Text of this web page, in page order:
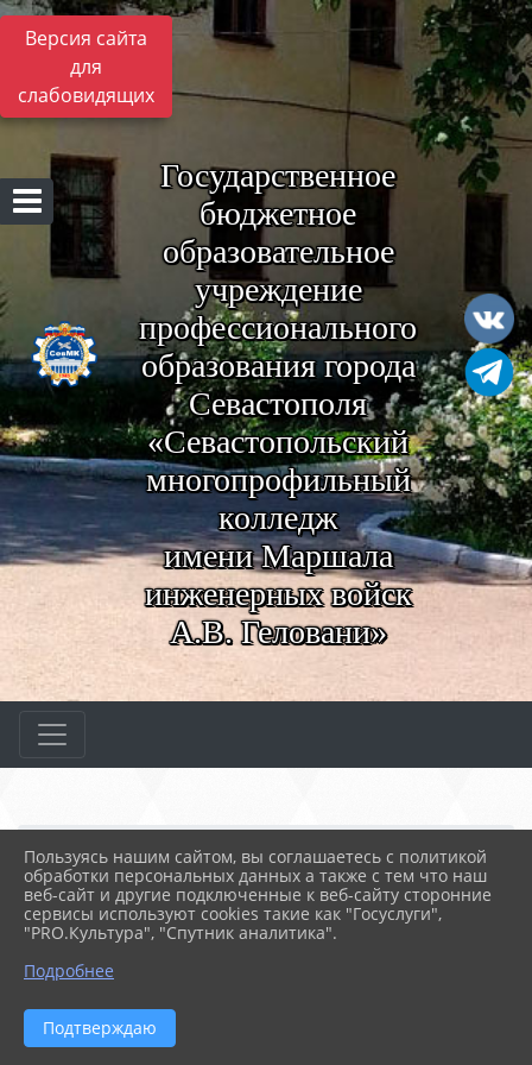
Версия сайта
для
слабовидящих
Государственное
бюджетное
образовательное
учреждение
профессионального
образования города
Севастополя
«Севастопольский
многопрофильный
колледж
имени Маршала
инженерных войск
А.В. Геловани»
Главная
СВЕДЕНИЯ ОБ ОБРАЗОВАТЕ...
04. Образование
Образовательные программы
Программы подготовки с...
Специальность 43.02.15...
СПЕЦИАЛЬНОСТЬ 43.02.15 ПОВАРСКОЕ И
КОНДИТЕРСКОЕ ДЕЛО (НА БАЗЕ 11 КЛ.)
Пользуясь нашим сайтом, вы соглашаетесь с политикой
обработки персональных данных а также с тем что наш
веб-сайт и другие подключенные к веб-сайту сторонние
сервисы используют cookies такие как "Госуслуги",
"PRO.Культура", "Спутник аналитика".
Подробнее
Подтверждаю